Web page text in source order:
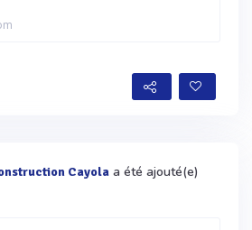
Cayola a été ajouté(e)